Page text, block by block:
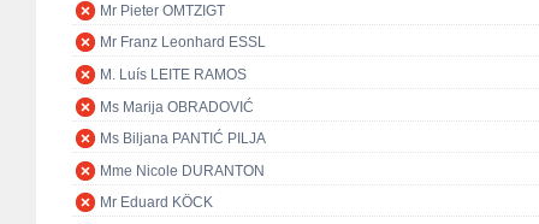
Mr Pieter OMTZIGT
Mr Franz Leonhard ESSL
M. Luís LEITE RAMOS
Ms Marija OBRADOVIĆ
Ms Biljana PANTIĆ PILJA
Mme Nicole DURANTON
Mr Eduard KÖCK